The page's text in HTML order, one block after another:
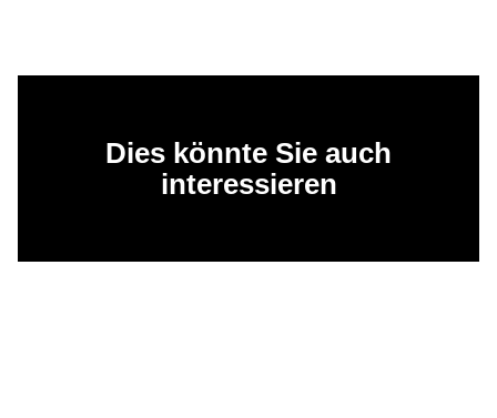
Dies könnte Sie auch
interessieren